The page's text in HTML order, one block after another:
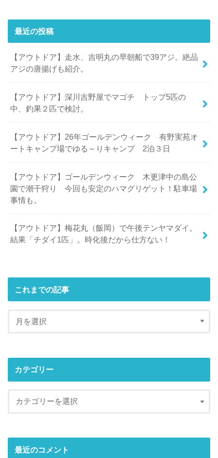
最近の投稿
【アウトドア】走水、吉明丸の早朝船で39アジ。絶品
アジの唐揚げも紹介。
【アウトドア】深川吉野屋でマゴチ トップ5匹の
中、釣果２匹で検討。
【アウトドア】26年ゴールデンウィーク 有野実苑オ
ートキャンプ場でゆる～りキャンプ 2泊３日
【アウトドア】ゴールデンウィーク 木更津中の島公
園で潮干狩り 今回も安定のハマグリゲット！駐車場
事情も。
【アウトドア】梅花丸（飯岡）で午後テンヤマダイ。
結果「チダイ1匹」。時化後だから仕方ない！
これまでの記事
カテゴリー
最近のコメント